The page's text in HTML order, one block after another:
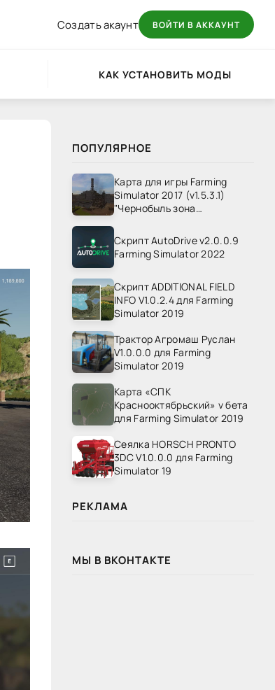
Создать акаунт ВОЙТИ В АККАУНТ
КАК УСТАНОВИТЬ МОДЫ
ПОПУЛЯРНОЕ
Карта для игры Farming
Simulator 2017 (v1.5.3.1)
"Чернобыль зона
Скрипт AutoDrive v2.0.0.9
Farming Simulator 2022
Скрипт ADDITIONAL FIELD
INFO V1.0.2.4 для Farming
Simulator 2019
Трактор Агромаш Руслан
V1.0.0.0 для Farming
Simulator 2019
Карта «СПК
Краснооктябрьский» v бета
для Farming Simulator 2019
Сеялка HORSCH PRONTO
3DC V1.0.0.0 для Farming
Simulator 19
РЕКЛАМА
МЫ В ВКОНТАКТЕ